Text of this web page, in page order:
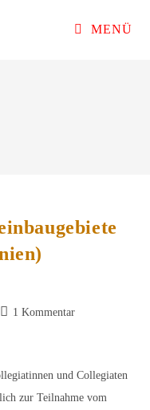
MENÜ
Beitrags-
1 Kommentar
und Collegiaten
zur Teilnahme vom